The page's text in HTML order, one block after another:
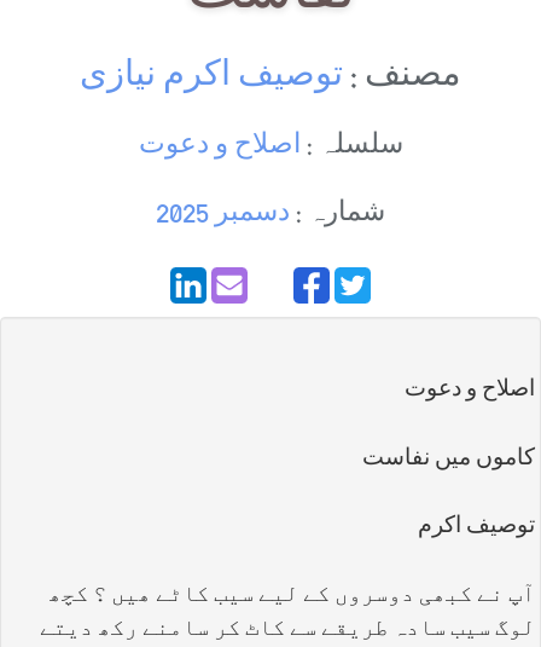
مصنف : توصيف اكرم نيازی
سلسلہ : اصلاح و دعوت
شمارہ : دسمبر 2025
اصلاح و دعوت
كاموں ميں نفاست
توصيف اكرم
آپ نے کبھی دوسروں کے لیے سیب کاٹے ھیں ؟ کچھ
لوگ سیب سادہ طریقے سے کاٹ کر سامنے رکھ دیتے